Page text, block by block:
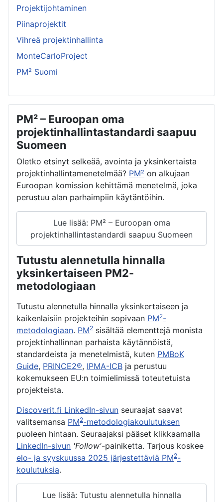
Projektijohtaminen
Piinaprojektit
Vihreä projektinhallinta
MonteCarloProject
PM² Suomi
PM² – Euroopan oma
projektinhallintastandardi saapuu
Suomeen
Oletko etsinyt selkeää, avointa ja yksinkertaista
projektinhallintamenetelmää? PM² on alkujaan
Euroopan komission kehittämä menetelmä, joka
perustuu alan parhaimpiin käytäntöihin.
Lue lisää: PM² – Euroopan oma
projektinhallintastandardi saapuu Suomeen
Tutustu alennetulla hinnalla
yksinkertaiseen PM2-
metodologiaan
Tutustu alennetulla hinnalla yksinkertaiseen ja
kaikenlaisiin projekteihin sopivaan PM2-
metodologiaan. PM2 sisältää elementtejä monista
projektinhallinnan parhaista käytännöistä,
standardeista ja menetelmistä, kuten PMBoK
Guide, PRINCE2®, IPMA-ICB ja perustuu
kokemukseen EU:n toimielimissä toteutetuista
projekteista.
Discoverit.fi LinkedIn-sivun seuraajat saavat
valitsemansa PM2-metodologiakoulutuksen
puoleen hintaan. Seuraajaksi pääset klikkaamalla
LinkedIn-sivun 'Follow'-painiketta. Tarjous koskee
elo- ja syyskuussa 2025 järjestettäviä PM2-
koulutuksia.
Lue lisää: Tutustu alennetulla hinnalla